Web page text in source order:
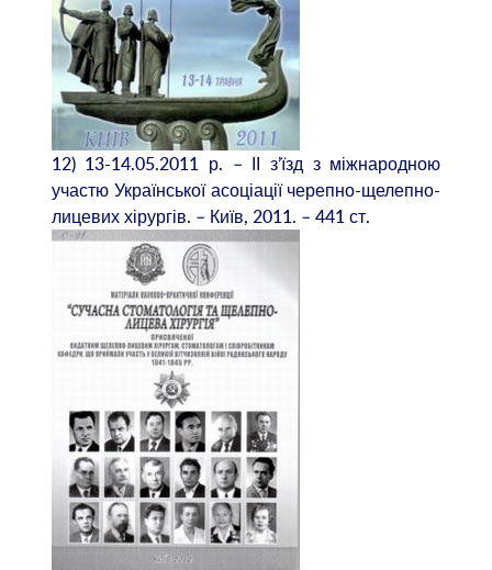
12) 13-14.05.2011 р. – ІІ з’їзд з міжнародною
участю Української асоціації черепно-щелепно-
лицевих хірургів. – Київ, 2011. – 441 ст.